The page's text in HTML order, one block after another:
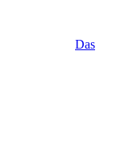
Das